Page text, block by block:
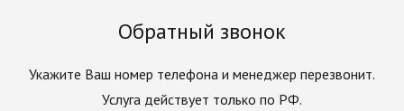
Обратный звонок
Укажите Ваш номер телефона и менеджер перезвонит.
Услуга действует только по РФ.